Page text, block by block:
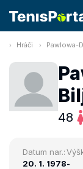
Hráči Pawlowa-
48
Datum nar.:
20. 1. 1978-